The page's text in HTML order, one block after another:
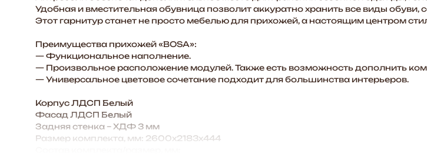
Удобная и вместительная обувница позволит аккуратно хранить все виды обуви,
Этот гарнитур станет не просто мебелью для прихожей, а настоящим центром
Преимущества прихожей «BOSA»:
— Функциональное наполнение.
— Произвольное расположение модулей. Также есть возможность дополнить
— Универсальное цветовое сочетание подходит для большинства интерьеров.
Корпус ЛДСП Белый
Фасад ЛДСП Белый
Задняя стенка – ХДФ 3 мм
Размер комплекта, мм: 2600х2183х444